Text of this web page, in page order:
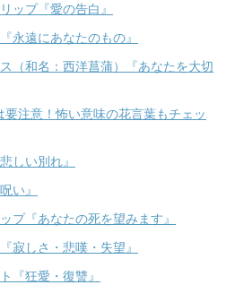
ップ『愛の告白』
永遠にあなたのもの』
（和名：西洋菖蒲）『あなたを大切
要注意！怖い意味の花言葉もチェッ
しい別れ』
い』
プ『あなたの死を望みます』
寂しさ・悲嘆・失望』
『狂愛・復讐』